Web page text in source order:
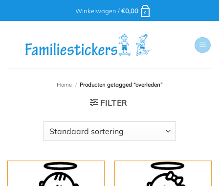
Winkelwagen /€0,00 0
Home / Producten getagged “overleden”
FILTER